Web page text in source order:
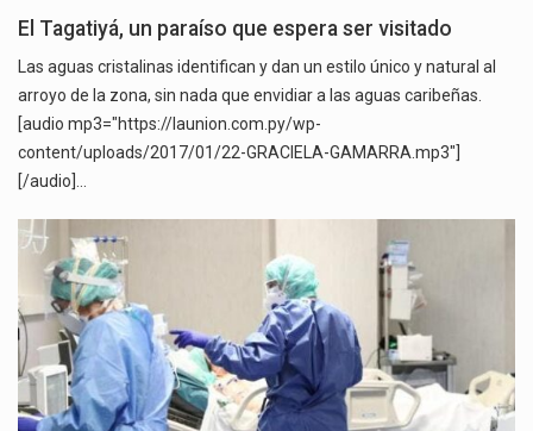
El Tagatiyá, un paraíso que espera ser visitado
Las aguas cristalinas identifican y dan un estilo único y natural al
arroyo de la zona, sin nada que envidiar a las aguas caribeñas.
[audio mp3="https://launion.com.py/wp-
content/uploads/2017/01/22-GRACIELA-GAMARRA.mp3"]
[/audio]…